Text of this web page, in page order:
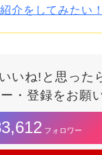
介をしてみたい！
いいね!と思った
・登録をお願
フォロワー